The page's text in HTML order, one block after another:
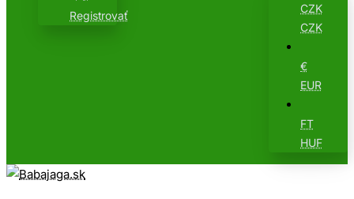
Registrovať
CZK
CZK
€
EUR
FT
HUF